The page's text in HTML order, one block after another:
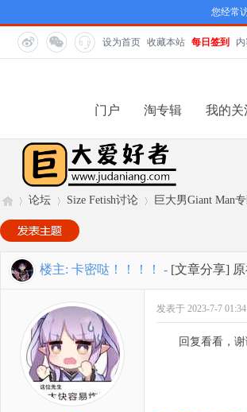
您经常
设为首页 收藏本站 每日签到
门户 淘专辑 我的关
巨 »
论坛
›
Size Fetish讨论
›
巨大男Giant Man
楼主: 卡密哒！！！！ - [文章分享]
发表于 2023-7-7
回复看看，谢